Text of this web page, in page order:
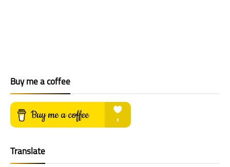
Buy me a coffee
Translate